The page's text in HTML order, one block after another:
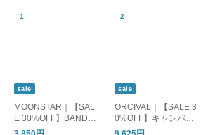
sale
MOONSTAR｜【SAL
E 30%OFF】BANDBA
LLET バンドバレー バ
sale
ORCIVAL｜【SALE 3
0%OFF】キャンバス
トートバッグM or-h02